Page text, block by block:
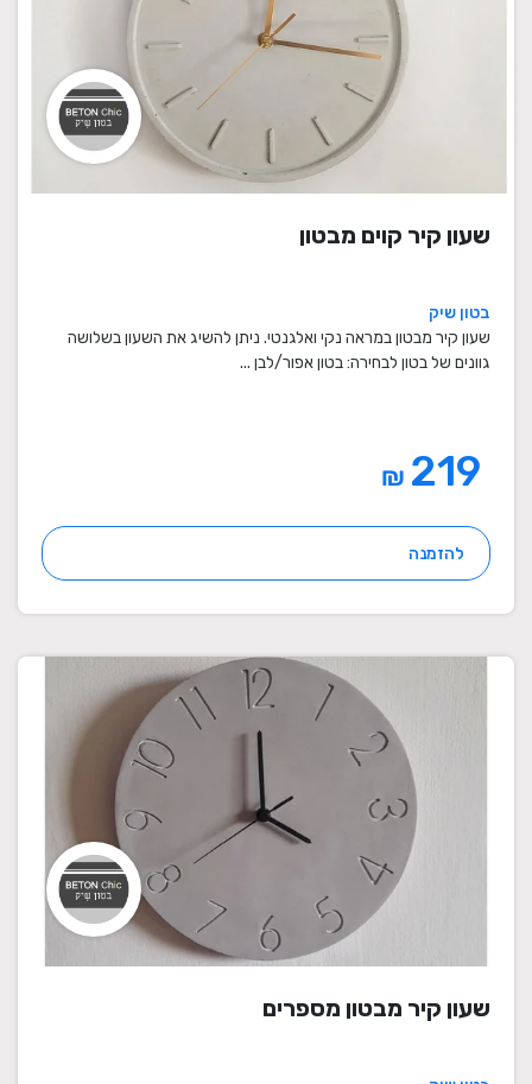
שעון קיר קוים מבטון
בטון שיק
שעון קיר מבטון במראה נקי ואלגנטי. ניתן להשיג את השעון בשלושה
גוונים של בטון לבחירה: בטון אפור/לבן ...
₪
להזמנה
שעון קיר מבטון מספרים